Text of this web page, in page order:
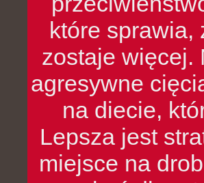
które
zostaje więcej.
agresywne
na diecie,
Lepsza jest
miejsce na